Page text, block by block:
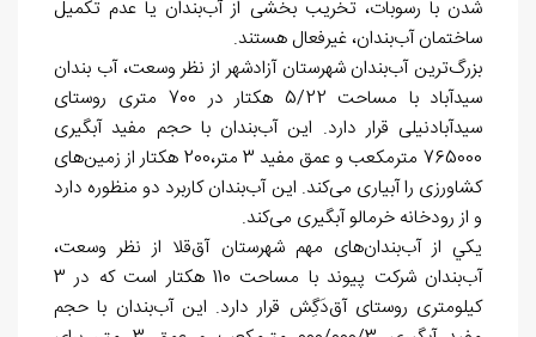
شدن با رسوبات، تخریب بخشی از آببندان یا عدم تکمیل
ساختمان آببندان، غیرفعال هستند.
بزرگترین آببندان شهرستان آزادشهر از نظر وسعت، آب بندان
سیدآباد با مساحت 5/22 هکتار در 700 متری روستای
سیدآبادنیلی قرار دارد. این آببندان با حجم مفید آبگیری
765000 مترمکعب و عمق مفید 3 متر،200 هکتار از زمین
های
کشاورزی را آبیاری میکند. این آببندان كاربرد دو منظوره دارد
و از رودخانه خرمالو آبگیری میکند.
يكي از آببندانهای مهم شهرستان آققلا از نظر وسعت،
آب
بندان شرکت پیوند با مساحت 110 هکتار است كه در 3
کیلومتری روستای آقدَگِش قرار دارد. این آببندان با حجم